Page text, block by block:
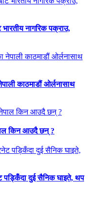
नागरिक पक्राउ,
काठमाडौं ओर्लनासाथ
किन आउदै छन् ?
पड्किँदा दुई सैनिक घाइते, थप